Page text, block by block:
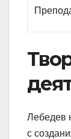
Лебедев
с